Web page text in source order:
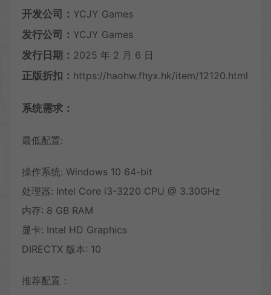
开发公司： YCJY Games
发行公司： YCJY Games
发行日期： 2025 年 2 月 6 日
正版折扣： https://haohw.fhyx.hk/item/12120.html
系统需求：
最低配置:
操作系统: Windows 10 64-bit
处理器: Intel Core i3-3220 CPU @ 3.30GHz
内存: 8 GB RAM
显卡: Intel HD Graphics
DIRECTX 版本: 10
推荐配置：